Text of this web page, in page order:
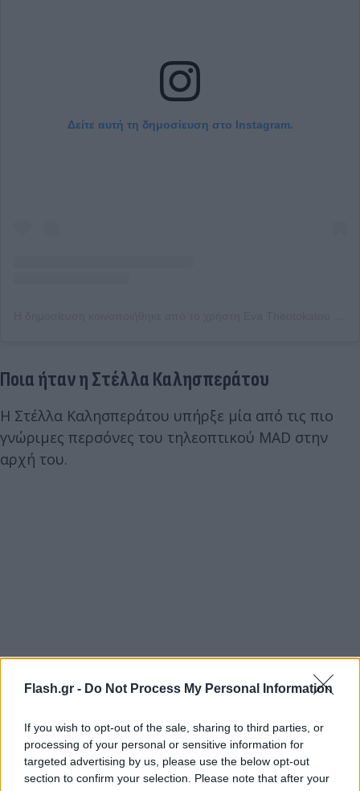
Flash.gr - Do Not Process My Personal Information
If you wish to opt-out of the sale, sharing to third parties, or
processing of your personal or sensitive information for
targeted advertising by us, please use the below opt-out
section to confirm your selection. Please note that after your
Δείτε αυτή τη δημοσίευση στο Instagram.
Ποια ήταν η Στέλλα Καλησπεράτου
Η Στέλλα Καλησπεράτου υπήρξε μία από τις πιο
γνώριμες περσόνες του τηλεοπτικού MAD στην
αρχή του.